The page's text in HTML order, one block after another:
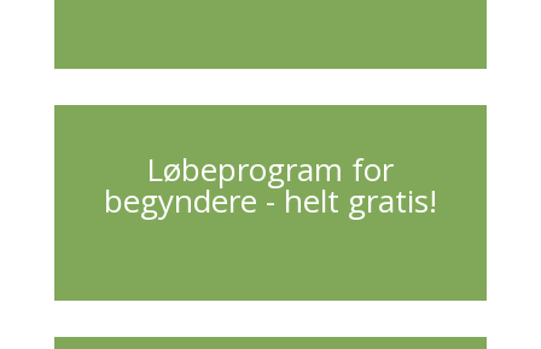
Løbeprogram for
begyndere - helt gratis!